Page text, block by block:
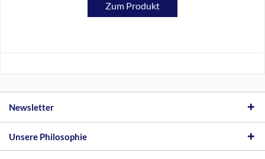
Zum Produkt
Newsletter
Unsere Philosophie